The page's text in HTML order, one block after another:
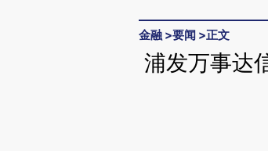
金融 >要闻 >正文
浦发万事达